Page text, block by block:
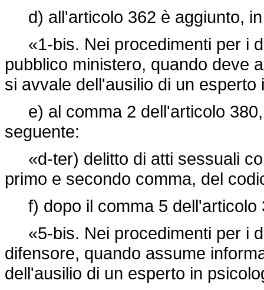
d) all'articolo 362 è aggiunto,
«1-bis. Nei procedimenti per i
pubblico ministero, quando deve
si avvale dell'ausilio di un
e) al comma 2 dell'articolo
seguente:
«d-ter) delitto di atti sessuali
primo e secondo comma, del
f) dopo il comma 5 dell'articolo
«5-bis. Nei procedimenti per i
difensore, quando assume
dell'ausilio di un esperto in